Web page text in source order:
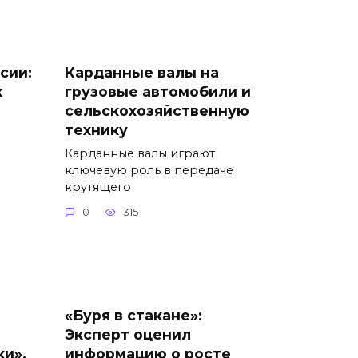
Карданные валы на
грузовые автомобили и
сельскохозяйственную
технику
Карданные валы играют
ключевую роль в передаче
крутящего
0 315
«Буря в стакане»:
Эксперт оценил
информацию о росте